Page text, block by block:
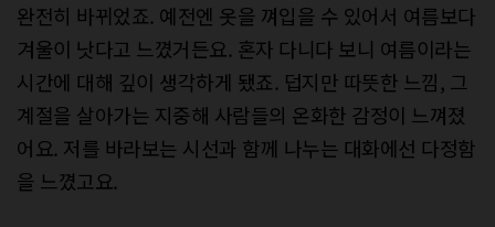
완전히 바뀌었죠. 예전엔 옷을 껴입을 수 있어서 여름보다
겨울이 낫다고 느꼈거든요. 혼자 다니다 보니 여름이라는
시간에 대해 깊이 생각하게 됐죠. 덥지만 따뜻한 느낌, 그
계절을 살아가는 지중해 사람들의 온화한 감정이 느껴졌
어요. 저를 바라보는 시선과 함께 나누는 대화에선 다정함
을 느꼈고요.